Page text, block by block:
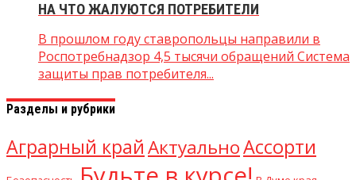
НА ЧТО ЖАЛУЮТСЯ ПОТРЕБИТЕЛИ
В прошлом году ставропольцы направили в
Роспотребнадзор 4,5 тысячи обращений Система
защиты прав потребителя...
Разделы и рубрики
Аграрный крайАктуальноАссорти